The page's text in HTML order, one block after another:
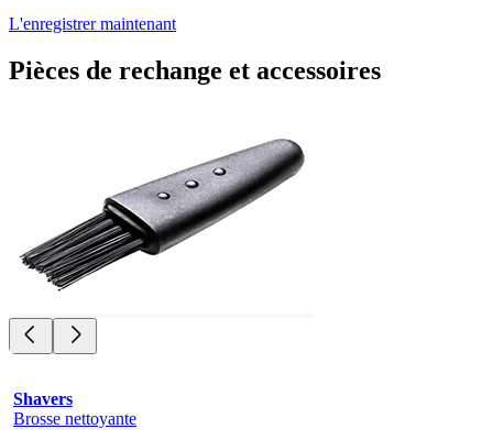
L'enregistrer maintenant
Pièces de rechange et accessoires
Shavers
Brosse nettoyante